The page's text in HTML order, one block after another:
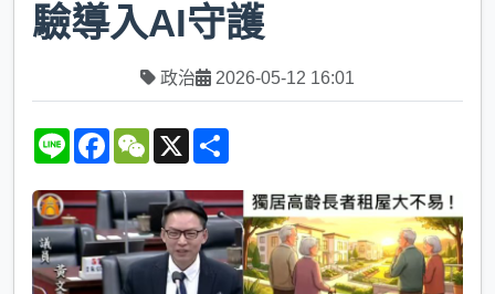
驗導入AI守護
政治 2026-05-12 16:01
L
e
F
e
b
o
o
k
W
h
a
t
X
r
e